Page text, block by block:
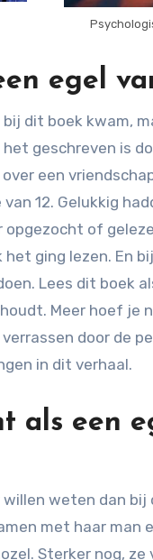
egel
dit boek kwam,
geschreven is
een
12. Gelukkig
opgezocht of
ging lezen. En
Lees dit boek
Meer hoef je
door de
in dit verhaal.
als een
weten dan bij
met haar man
Sterker nog,